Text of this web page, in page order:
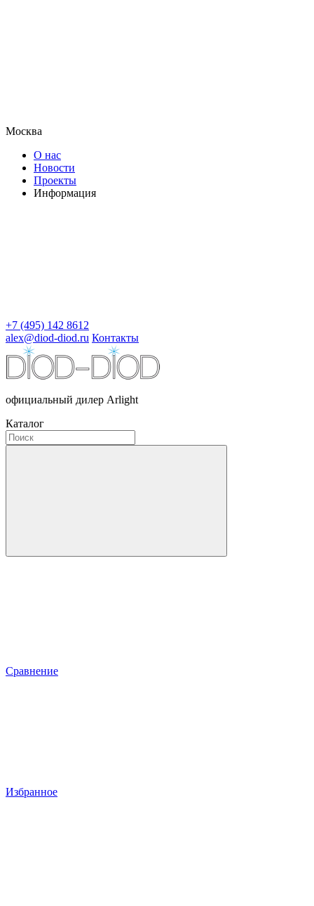
Москва
О нас
Новости
Проекты
Информация
+7 (495) 142 8612
alex@diod-diod.ru Контакты
официальный дилер Arlight
Каталог
Сравнение
Избранное